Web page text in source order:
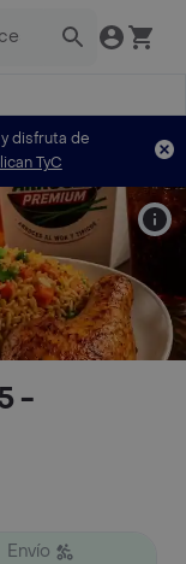
y disfruta de
TyC
-
Envío